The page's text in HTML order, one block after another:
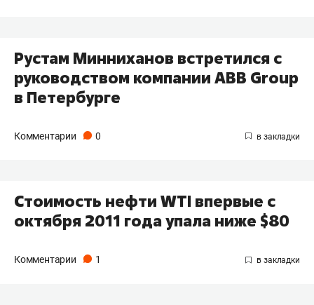
Рустам Минниханов встретился с
руководством компании ABB Group
в Петербурге
Комментарии 0
Стоимость нефти WTI впервые с
октября 2011 года упала ниже $80
Комментарии 1